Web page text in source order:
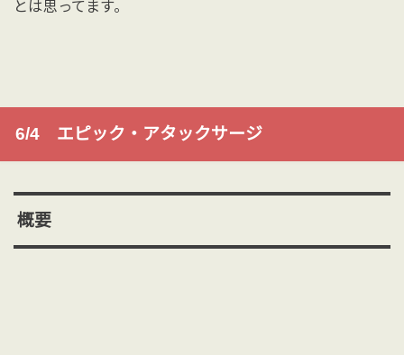
とは思ってます。
6/4 エピック・アタックサージ
概要